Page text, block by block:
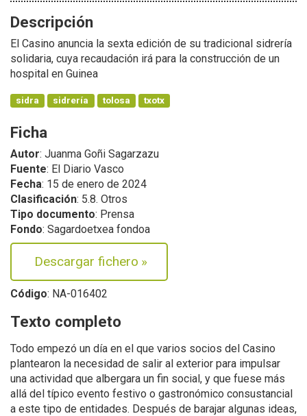
Descripción
El Casino anuncia la sexta edición de su tradicional sidrería
solidaria, cuya recaudación irá para la construcción de un
hospital en Guinea
sidra sidrería tolosa txotx
Ficha
Autor: Juanma Goñi Sagarzazu
Fuente: El Diario Vasco
Fecha: 15 de enero de 2024
Clasificación: 5.8. Otros
Tipo documento: Prensa
Fondo: Sagardoetxea fondoa
Descargar fichero »
Código: NA-016402
Texto completo
Todo empezó un día en el que varios socios del Casino
plantearon la necesidad de salir al exterior para impulsar
una actividad que albergara un fin social, y que fuese más
allá del típico evento festivo o gastronómico consustancial
a este tipo de entidades. Después de barajar algunas ideas,